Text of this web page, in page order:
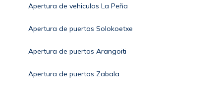
Apertura de vehiculos La Peña
Apertura de puertas Solokoetxe
Apertura de puertas Arangoiti
Apertura de puertas Zabala